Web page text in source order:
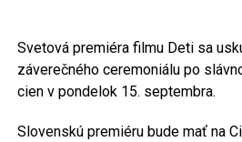
Svetová premiéra filmu Deti sa
záverečného ceremoniálu po
cien v pondelok 15. septembra.
Slovenskú premiéru bude mať na